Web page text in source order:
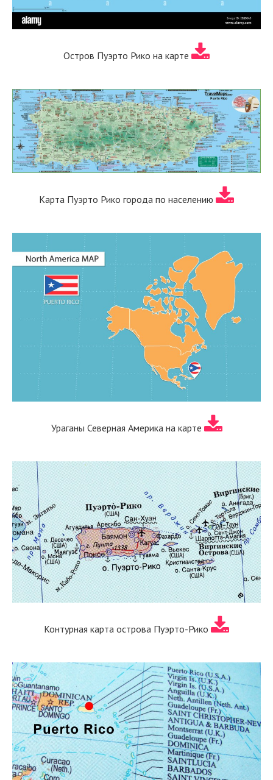
Остров Пуэрто Рико на карте
Карта Пуэрто Рико города по населению
Ураганы Северная Америка на карте
Контурная карта острова Пуэрто-Рико